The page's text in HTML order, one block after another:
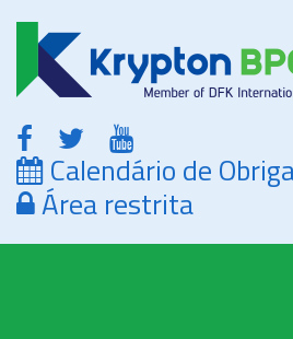
Calendário de
Área restrita